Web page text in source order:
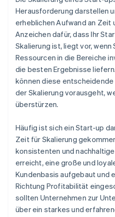
Herausforderung darstellen
erheblichen Aufwand an Zeit
Anzeichen dafür, dass Ihr
Skalierung ist, liegt vor, wenn
Ressourcen in die Bereiche
die besten Ergebnisse
können diese
der Skalierung vorausgeht,
überstürzen.
Häufig ist sich ein Start-up
Zeit für Skalierung
konsistenten und
erreicht, eine große und
Kundenbasis aufgebaut und
Richtung Profitabilität
sollten Unternehmen zur
über ein starkes und